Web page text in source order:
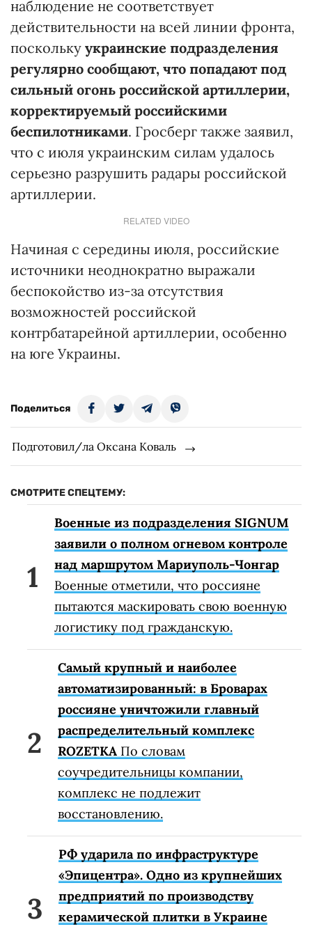
наблюдение не соответствует
действительности на всей линии фронта,
поскольку украинские подразделения
регулярно сообщают, что попадают под
сильный огонь российской артиллерии,
корректируемый российскими
беспилотниками. Гросберг также заявил,
что с июля украинским силам удалось
серьезно разрушить радары российской
артиллерии.
RELATED VIDEO
Начиная с середины июля, российские
источники неоднократно выражали
беспокойство из-за отсутствия
возможностей российской
контрбатарейной артиллерии, особенно
на юге Украины.
Поделиться
Подготовил/ла Оксана Коваль
СМОТРИТЕ СПЕЦТЕМУ:
Военные из подразделения SIGNUM
заявили о полном огневом контроле
над маршрутом Мариуполь-Чонгар
Военные отметили, что россияне
пытаются маскировать свою военную
логистику под гражданскую.
Самый крупный и наиболее
автоматизированный: в Броварах
россияне уничтожили главный
распределительный комплекс
ROZETKA По словам
соучредительницы компании,
комплекс не подлежит
восстановлению.
РФ ударила по инфраструктуре
«Эпицентра». Одно из крупнейших
предприятий по производству
керамической плитки в Украине